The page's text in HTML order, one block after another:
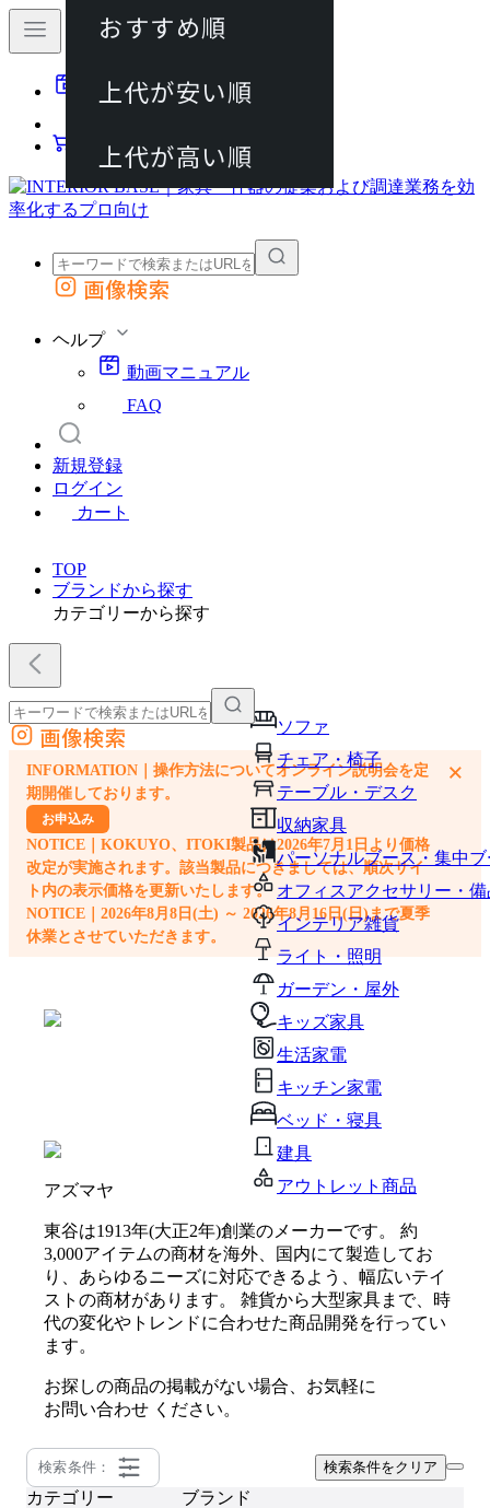
動画マニュアル
カート
外部サイトの商品をカートに追加
画像検索
ヘルプ
動画マニュアル
FAQ
新規登録
ログイン
カート
TOP
ブランドから探す
カテゴリーから探す
ソファ
チェア・椅子
テーブル・デスク
収納家具
パーソナルブース・集中
オフィスアクセサリー・備
インテリア雑貨
ライト・照明
ガーデン・屋外
キッズ家具
生活家電
キッチン家電
ベッド・寝具
建具
アウトレット商品
外部サイトの商品をカートに追加
他のサイトで見つけた商品ページのURLを貼り付けて、カートに追加できます
画像検索
INFORMATION｜操作方法についてオンライン説明会を定
期開催しております。
お申込み
NOTICE｜KOKUYO、ITOKI製品は2026年7月1日より価格
改定が実施されます。該当製品につきましては、順次サイ
ト内の表示価格を更新いたします。
NOTICE｜2026年8月8日(土) ～ 2026年8月16日(日)まで夏季
休業とさせていただきます。
×
アズマヤ
東谷は1913年(大正2年)創業のメーカーです。 約
3,000アイテムの商材を海外、国内にて製造してお
り、あらゆるニーズに対応できるよう、幅広いテイ
ストの商材があります。 雑貨から大型家具まで、時
代の変化やトレンドに合わせた商品開発を行ってい
ます。
お探しの商品の掲載がない場合、お気軽に
お問い合わせ ください。
検索条件： 検索条件をクリア
カテゴリー ブランド
おすすめ順
上代が安い順
上代が高い順